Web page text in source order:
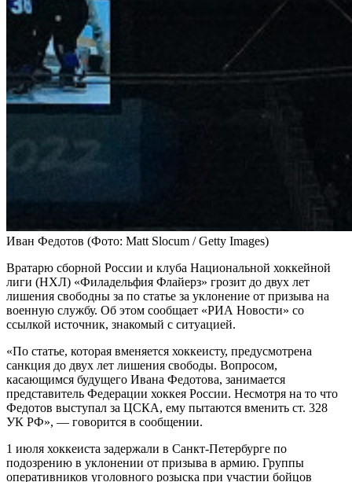
Иван Федотов (Фото: Matt Slocum / Getty Images)
Вратарю сборной России и клуба Национальной хоккейной
лиги (НХЛ) «Филадельфия Флайерз» грозит до двух лет
лишения свободны за по статье за уклонение от призыва на
военную службу. Об этом сообщает «РИА Новости» со
ссылкой источник, знакомый с ситуацией.
«По статье, которая вменяется хоккеисту, предусмотрена
санкция до двух лет лишения свободы. Вопросом,
касающимся будущего Ивана Федотова, занимается
представитель Федерации хоккея России. Несмотря на то что
Федотов выступал за ЦСКА, ему пытаются вменить ст. 328
УК РФ», — говорится в сообщении.
1 июля хоккеиста задержали в Санкт-Петербурге по
подозрению в уклонении от призыва в армию. Группы
оперативников уголовного розыска при участии бойцов